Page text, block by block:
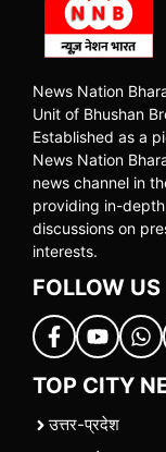
News Nation
Unit of Bhushan
Established as a
News Nation
news channel in
providing in-
discussions on
interests.
FOLLOW US
TOP CITY
उत्तर-प्रदेश